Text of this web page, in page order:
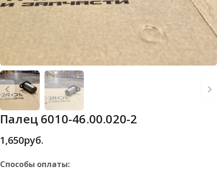
Палец 6010-46.00.020-2
1,650руб.
Способы оплаты: